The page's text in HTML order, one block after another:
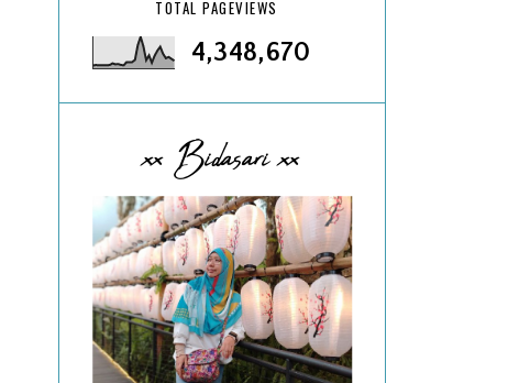
TOTAL PAGEVIEWS
4,348,670
xx Bidasari xx